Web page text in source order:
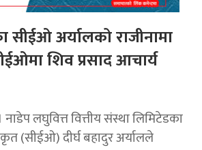
सीईओ अर्यालको राजीनामा
शिव प्रसाद आचार्य
लघुवित्त वित्तीय संस्था लिमिटेडका
(सीईओ) दीर्घ बहादुर अर्यालले